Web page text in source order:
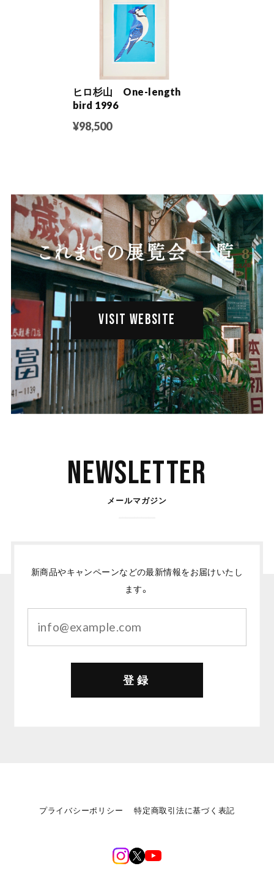
ヒロ杉山 One-length
bird 1996
¥98,500
VISIT WEBSITE
Newsletter
メールマガジン
新商品やキャンペーンなどの最新情報をお届けいたし
ます。
登録
プライバシーポリシー 特定商取引法に基づく表記